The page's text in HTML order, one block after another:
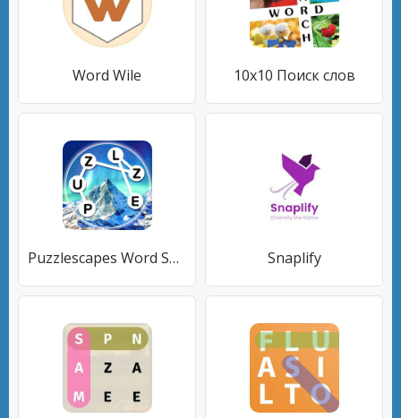
Word Wile 10x10 Поиск слов
Puzzlescapes Word Search Games Snaplify